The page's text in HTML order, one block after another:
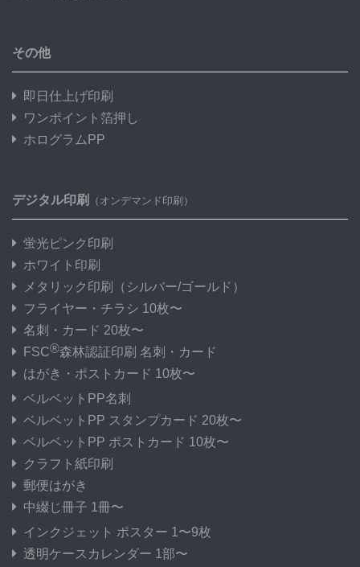
その他
即日仕上げ印刷
ワンポイント箔押し
ホログラムPP
デジタル印刷 （オンデマンド印刷）
蛍光ピンク印刷
ホワイト印刷
メタリック印刷
（シルバー/ゴールド）
フライヤー・チラシ 10枚〜
名刺・カード 20枚〜
FSC®森林認証印刷 名刺・カード
はがき・ポストカード 10枚〜
ベルベットPP名刺
ベルベットPP スタンプカード 20枚〜
ベルベットPP ポストカード 10枚〜
クラフト紙印刷
郵便はがき
中綴じ冊子 1冊〜
インクジェット ポスター 1〜9枚
透明ケースカレンダー 1部〜